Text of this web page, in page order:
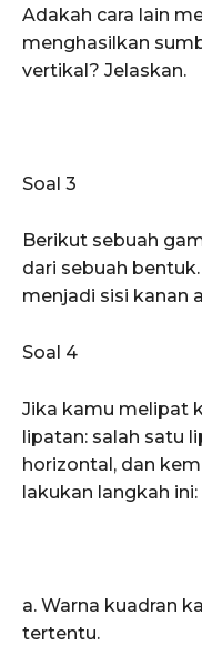
Adakah cara lain
menghasilkan
vertikal? Jelaskan.
Soal 3
Berikut sebuah
dari sebuah
menjadi sisi kanan
Soal 4
Jika kamu melipat
lipatan: salah satu
horizontal, dan
lakukan langkah ini:
a. Warna kuadran
tertentu.